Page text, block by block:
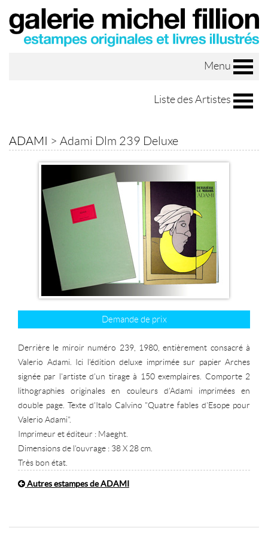
Menu
Liste des Artistes
ADAMI > Adami Dlm 239 Deluxe
Demande de prix
Derrière le miroir numéro 239, 1980, entièrement consacré à
Valerio Adami. Ici l'édition deluxe imprimée sur papier Arches
signée par l'artiste d'un tirage à 150 exemplaires. Comporte 2
lithographies originales en couleurs d'Adami imprimées en
double page. Texte d'Italo Calvino "Quatre fables d'Esope pour
Valerio Adami".
Imprimeur et éditeur : Maeght.
Dimensions de l'ouvrage : 38 X 28 cm.
Très bon état.
Autres estampes de ADAMI